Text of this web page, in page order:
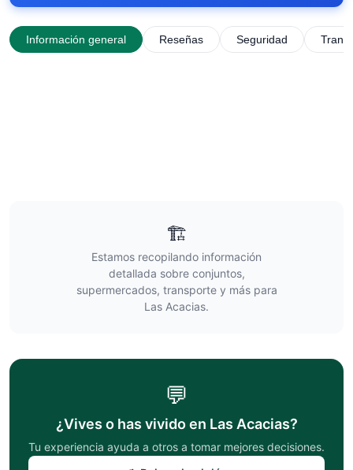
Información general Reseñas Seguridad
🏗️
Estamos recopilando información
detallada sobre conjuntos,
supermercados, transporte y más para
Las Acacias.
💬
¿Vives o has vivido en Las Acacias?
Tu experiencia ayuda a otros a tomar mejores decisiones.